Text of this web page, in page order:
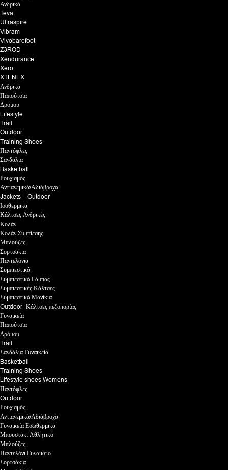
Ανδρικά
Teva
Ultraspire
Vibram
Vivobarefoot
Z3ROD
Xendurance
Xero
XTENEX
Ανδρικά
Παπούτσια
Δρόμου
Lifestyle
Trail
Outdoor
Training Shoes
Παντόφλες
Σανδάλια
Basketball
Ρουχισμός
Αντιανεμικά/Αδιάβροχα
Jackets – Outdoor
Ισοθερμικά
Κάλτσες Ανδρικές
Κολάν
Κολάν Συμπίεσης
Μπλούζες
Σορτσάκια
Παντελόνια
Συμπιεστικά
Συμπιεστικά Γάμπας
Συμπιεστικές Κάλτσες
Συμπιεστικά Μανίκια
Outdoor- Κάλτσες πεζοπορίας
Γυναικεία
Παπούτσια
Δρόμου
Trail
Σανδάλια Γυναικεία
Basketball
Training Shoes
Lifestyle shoes Womens
Παντόφλες
Outdoor
Ρουχισμός
Αντιανεμικά/Αδιάβροχα
Γυναικεία Εσωθερμικά
Μπουστάκι Αθλητικό
Μπλούζες
Παντελόνι Γυναικείο
Σορτσάκια